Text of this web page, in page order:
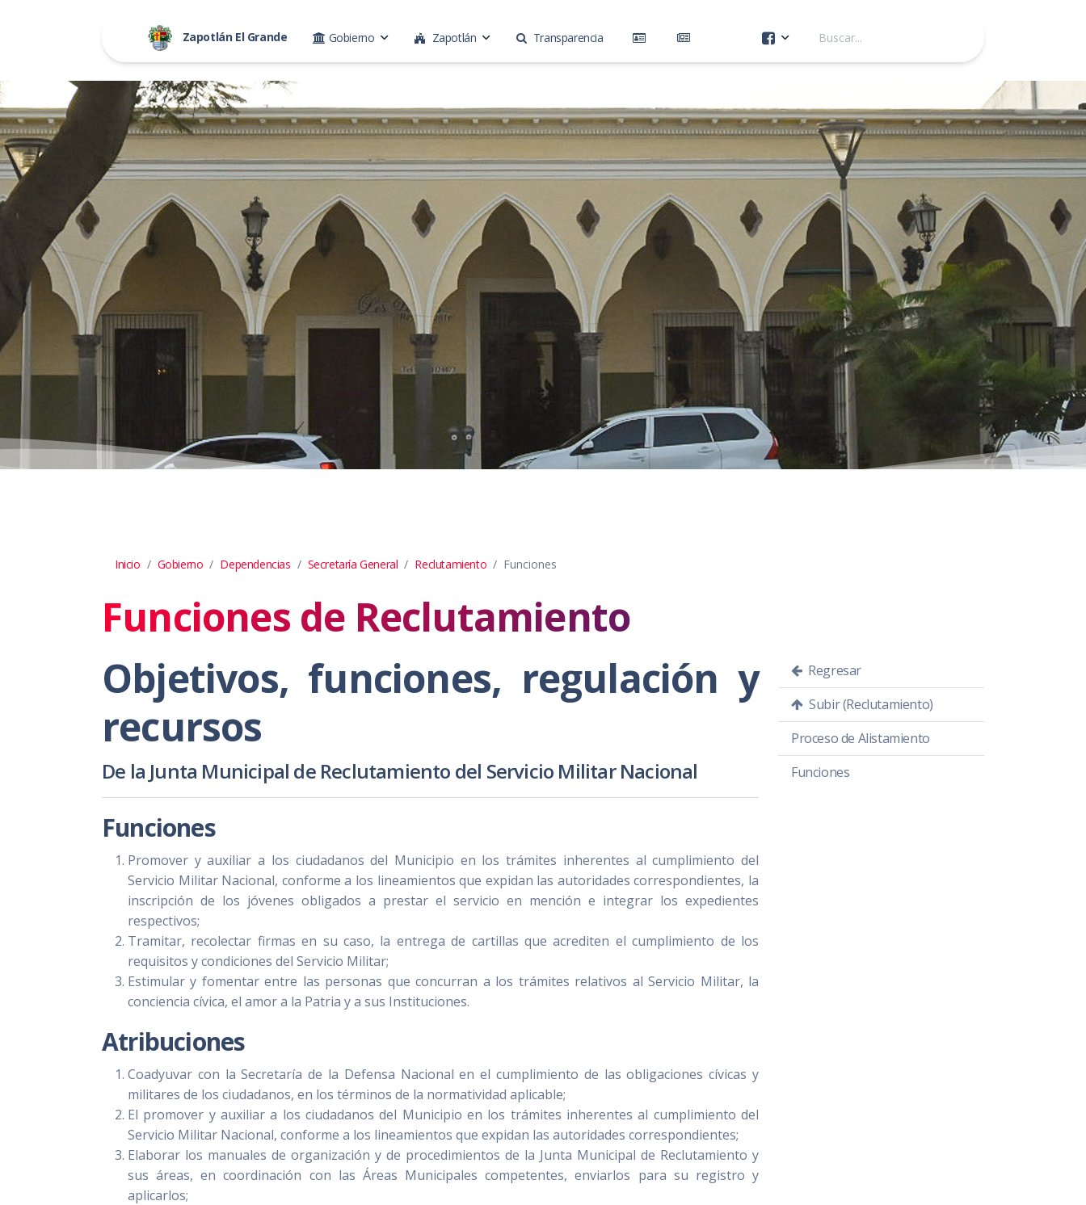
Zapotlán El Grande Gobierno Zapotlán Transparencia
Construcción de Comunidad
Servicios Públicos
Instituto de la Mujer
Tránsito y Vialidad
Gestión de la Ciudad
Youtube
Inicio Gobierno Dependencias Secretaría General Reclutamiento Funciones
Funciones de Reclutamiento
Objetivos, funciones, regulación y
recursos
De la Junta Municipal de Reclutamiento del Servicio Militar Nacional
Funciones
Promover y auxiliar a los ciudadanos del Municipio en los trámites inherentes al cumplimiento del
Servicio Militar Nacional, conforme a los lineamientos que expidan las autoridades correspondientes, la
inscripción de los jóvenes obligados a prestar el servicio en mención e integrar los expedientes
respectivos;
Tramitar, recolectar firmas en su caso, la entrega de cartillas que acrediten el cumplimiento de los
requisitos y condiciones del Servicio Militar;
Estimular y fomentar entre las personas que concurran a los trámites relativos al Servicio Militar, la
conciencia cívica, el amor a la Patria y a sus Instituciones.
Atribuciones
Coadyuvar con la Secretaría de la Defensa Nacional en el cumplimiento de las obligaciones cívicas y
militares de los ciudadanos, en los términos de la normatividad aplicable;
El promover y auxiliar a los ciudadanos del Municipio en los trámites inherentes al cumplimiento del
Servicio Militar Nacional, conforme a los lineamientos que expidan las autoridades correspondientes;
Elaborar los manuales de organización y de procedimientos de la Junta Municipal de Reclutamiento y
sus áreas, en coordinación con las Áreas Municipales competentes, enviarlos para su registro y
aplicarlos;
Regresar
Subir (Reclutamiento)
Proceso de Alistamiento
Funciones